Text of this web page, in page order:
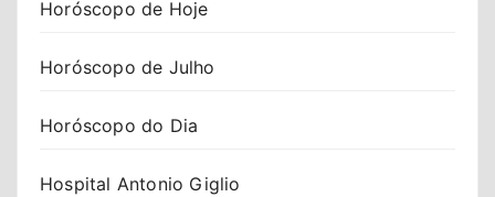
Horóscopo de Hoje
Horóscopo de Julho
Horóscopo do Dia
Hospital Antonio Giglio